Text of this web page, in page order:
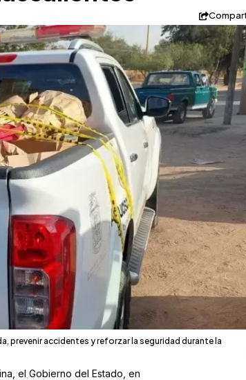
prevenir accidentes y reforzar la seguridad durante la
el Gobierno del Estado, en